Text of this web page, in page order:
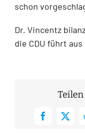
schon
Dr. Vincentz
die CDU führt
Facebook
X